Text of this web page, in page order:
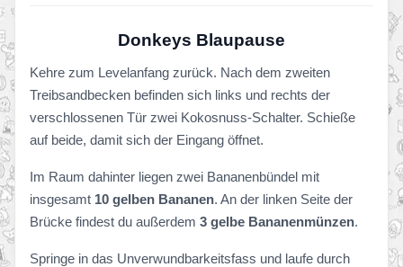
Donkeys Blaupause
Kehre zum Levelanfang zurück. Nach dem zweiten
Treibsandbecken befinden sich links und rechts der
verschlossenen Tür zwei Kokosnuss-Schalter. Schieße
auf beide, damit sich der Eingang öffnet.
Im Raum dahinter liegen zwei Bananenbündel mit
insgesamt 10 gelben Bananen. An der linken Seite der
Brücke findest du außerdem 3 gelbe Bananenmünzen.
Springe in das Unverwundbarkeitsfass und laufe durch